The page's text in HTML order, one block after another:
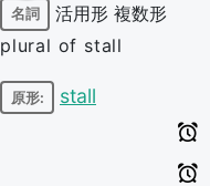
名詞 活用形 複数形
plural of stall
原形: stall